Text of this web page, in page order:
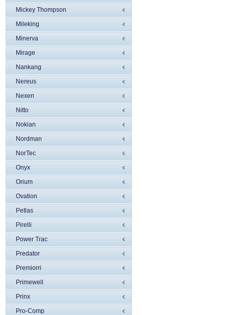
Mickey Thompson
Mileking
Minerva
Mirage
Nankang
Nereus
Nexen
Nitto
Nokian
Nordman
NorTec
Onyx
Orium
Ovation
Petlas
Pirelli
Power Trac
Predator
Premiorri
Primewell
Prinx
Pro-Comp